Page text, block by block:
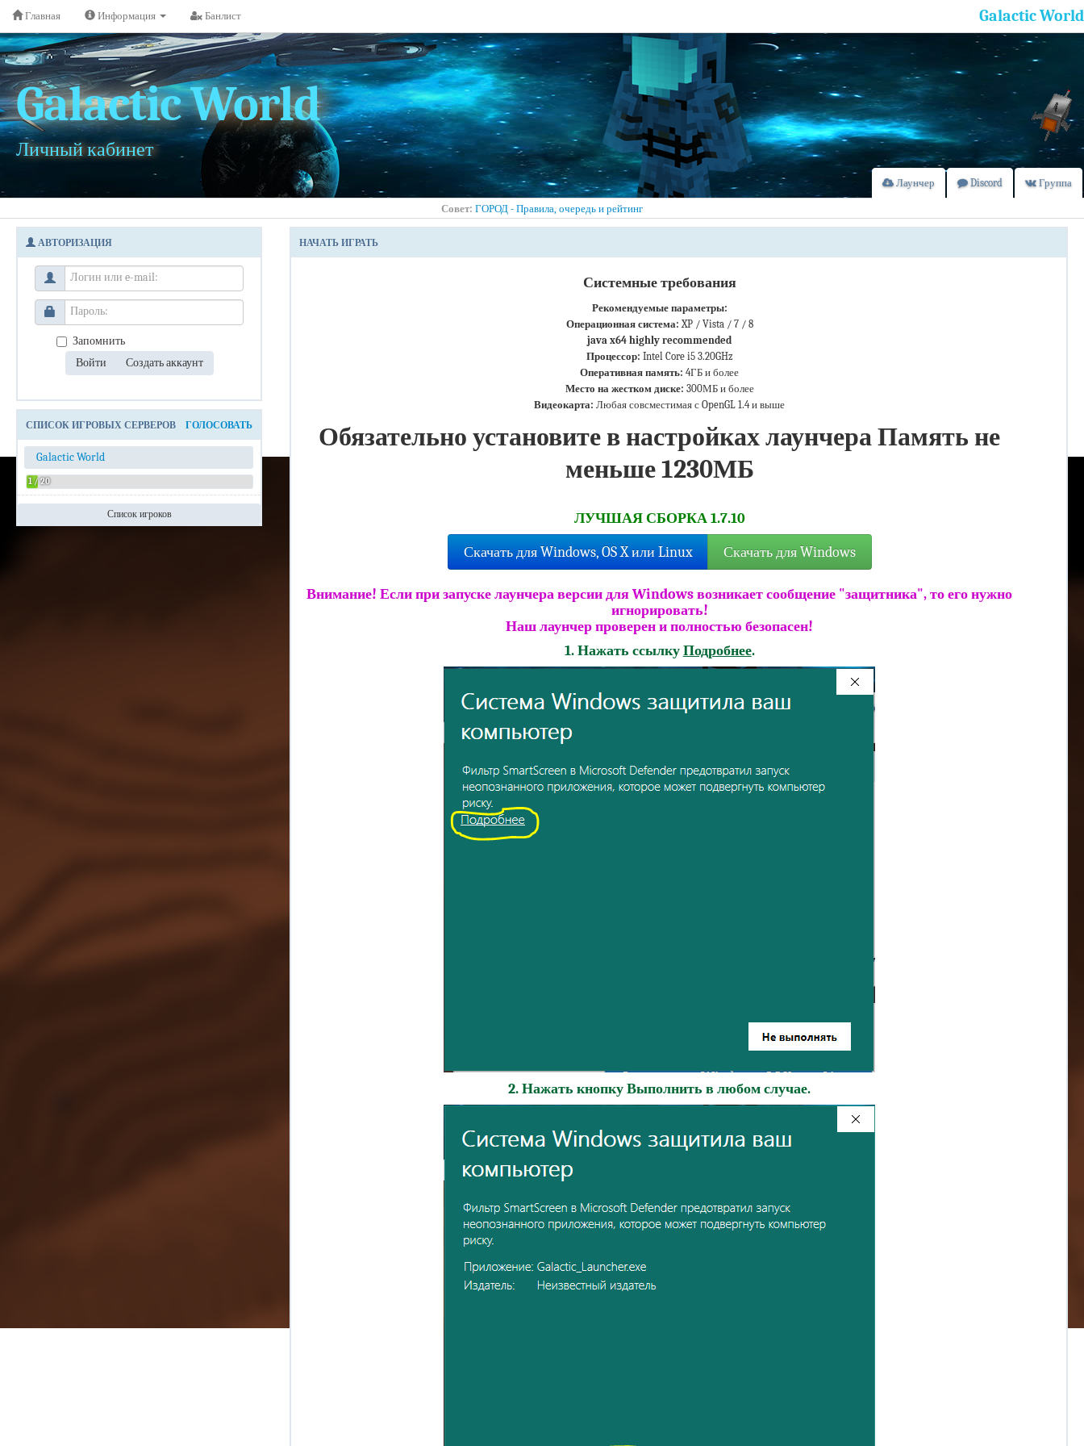
Galactic World
Личный кабинет
Лаунчер Discord Группа
Совет: ГОРОД - Правила, очередь и рейтинг
Galactic World
Главная Информация Банлист
АВТОРИЗАЦИЯ
Запомнить
СПИСОК ИГРОВЫХ СЕРВЕРОВ ГОЛОСОВАТЬ
Galactic World
1 / 20
Список игроков
НАЧАТЬ ИГРАТЬ
Системные требования
Рекомендуемые параметры:
Операционная система: XP / Vista / 7 / 8
java x64 highly recommended
Процессор: Intel Core i5 3.20GHz
Оперативная память: 4ГБ и более
Место на жестком диске: 300МБ и более
Видеокарта: Любая совсместимая с OpenGL 1.4 и выше
Обязательно установите в настройках лаунчера Память не
меньше 1230МБ
ЛУЧШАЯ СБОРКА 1.7.10
Скачать для Windows, OS X или Linux Скачать для Windows
Внимание! Если при запуске лаунчера версии для Windows возникает сообщение "защитника", то его нужно
игнорировать!
Наш лаунчер проверен и полностью безопасен!
1. Нажать ссылку Подробнее.
2. Нажать кнопкуВыполнить в любом случае.